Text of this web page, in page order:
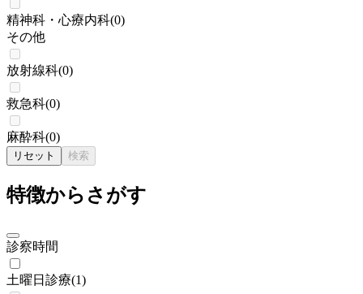
精神科・心療内科(0)
その他
放射線科(0)
救急科(0)
麻酔科(0)
リセット 検索
特徴からさがす
診察時間
土曜日診療(1)